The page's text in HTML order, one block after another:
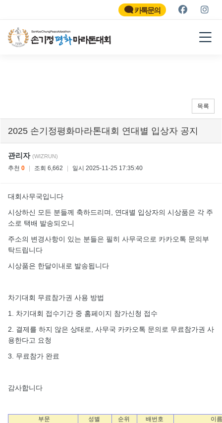
카톡문의
MARATHON
2026
목록
2025 손기정평화마라톤대회 연대별 입상자 공지
관리자 (WIZRUN)
추천 0 조회 6,662 일시 2025-11-25 17:35:40
대회사무국입니다
시상하신 모든 분들께 축하드리며, 연대별 입상자의 시상품은 각 주
소로 택배 발송되오니
주소의 변경사항이 있는 분들은 필히 사무국으로 카카오톡 문의부
탁드립니다
시상품은 한달이내로 발송됩니다
차기대회 무료참가권 사용 방법
1. 차기대회 접수기간 중 홈페이지 참가신청 접수
2. 결제를 하지 않은 상태로, 사무국 카카오톡 문의로 무료참가권 사
용한다고 요청
3. 무료참가 완료
감사합니다
부문 성별 순위 배번호 이